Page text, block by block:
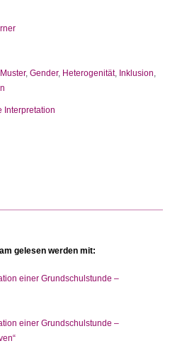
, Gender, Heterogenität, Inklusion
Interpretation
gelesen werden mit:
einer Grundschulstunde –
einer Grundschulstunde –